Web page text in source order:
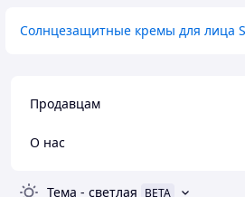
Солнцезащитные кремы для лица
Продавцам
О нас
Тема - светлая BETA